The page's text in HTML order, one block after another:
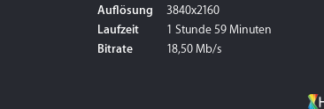
Auflösung
3840x2160
Laufzeit
1 Stunde 59 Minuten
Bitrate
18,50 Mb/s